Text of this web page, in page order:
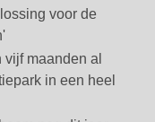
voor de
maanden al
in een heel